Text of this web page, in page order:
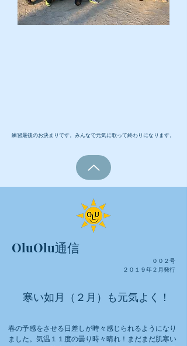
​練習最後のお決まりです。みんなで元気に歌って終わりになります。
OluOlu通信
００２号
​２０１９年２月発行
寒い如月（２月）も元気よく！
春の予感をさせる日差しが時々感じられるようになり
ました。気温１１度の曇り時々晴れ！まだまだ肌寒い